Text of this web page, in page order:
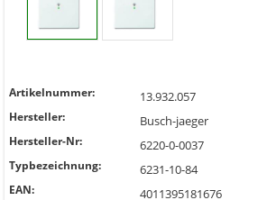
Artikelnummer: 13.932.057
Hersteller: Busch-jaeger
Hersteller-Nr: 6220-0-0037
Typbezeichnung: 6231-10-84
EAN: 4011395181676